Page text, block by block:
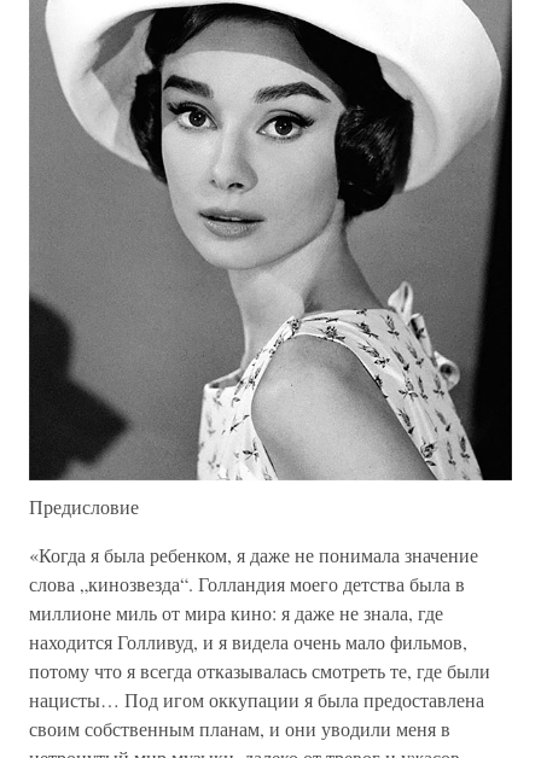
Предисловие
«Когда я была ребенком, я даже не понимала значение
слова „кинозвезда“. Голландия моего детства была в
миллионе миль от мира кино: я даже не знала, где
находится Голливуд, и я видела очень мало фильмов,
потому что я всегда отказывалась смотреть те, где были
нацисты… Под игом оккупации я была предоставлена
своим собственным планам, и они уводили меня в